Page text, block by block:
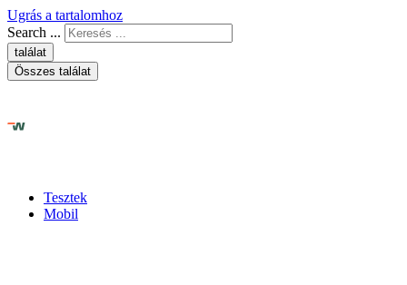
Ugrás a tartalomhoz
Search ...
találat
Összes találat
Tesztek
Mobil